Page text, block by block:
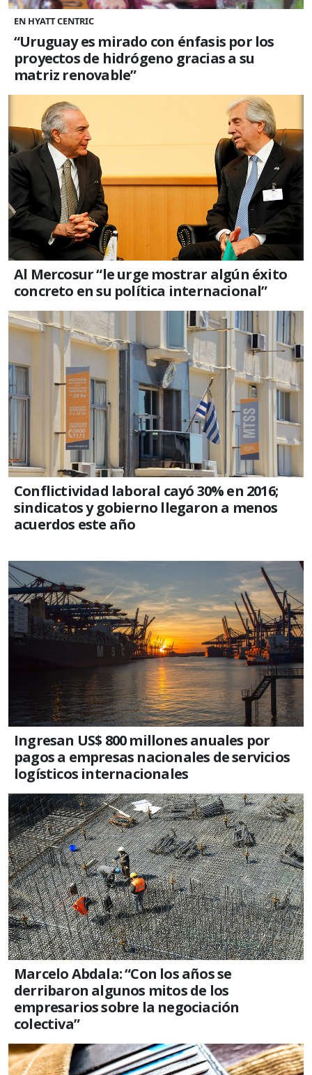
EN HYATT CENTRIC
“Uruguay es mirado con énfasis por los
proyectos de hidrógeno gracias a su
matriz renovable”
Al Mercosur “le urge mostrar algún éxito
concreto en su política internacional”
Conflictividad laboral cayó 30% en 2016;
sindicatos y gobierno llegaron a menos
acuerdos este año
Ingresan US$ 800 millones anuales por
pagos a empresas nacionales de servicios
logísticos internacionales
Marcelo Abdala: “Con los años se
derribaron algunos mitos de los
empresarios sobre la negociación
colectiva”